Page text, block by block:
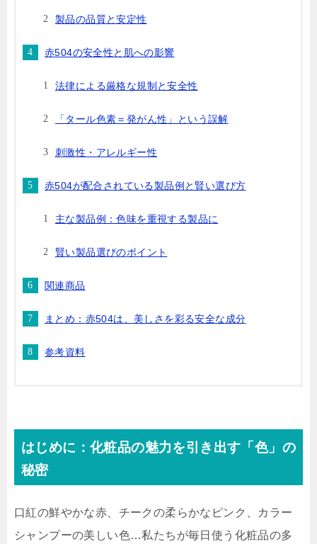
製品の品質と安定性
赤504の安全性と肌への影響
法律による厳格な規制と安全性
「タール色素＝発がん性」という誤解
刺激性・アレルギー性
赤504が配合されている製品例と賢い選び方
主な製品例：色味を重視する製品に
賢い製品選びのポイント
関連商品
まとめ：赤504は、美しさを彩る安全な成分
参考資料
はじめに：化粧品の魅力を引き出す「色」の
秘密
口紅の鮮やかな赤、チークの柔らかなピンク、カラー
シャンプーの美しい色…私たちが毎日使う化粧品の多